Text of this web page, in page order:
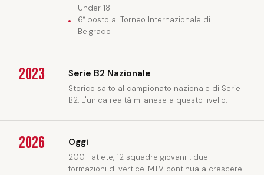
Under 18
6° posto al Torneo Internazionale di
Belgrado
2023 Serie B2 Nazionale
Storico salto al campionato nazionale di Serie
B2. L'unica realtà milanese a questo livello.
2026 Oggi
200+ atlete, 12 squadre giovanili, due
formazioni di vertice. MTV continua a crescere.